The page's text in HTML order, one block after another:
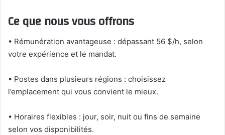
Ce que nous vous offrons
• Rémunération avantageuse : dépassant 56 $/h, selon
votre expérience et le mandat.
• Postes dans plusieurs régions : choisissez
l’emplacement qui vous convient le mieux.
• Horaires flexibles : jour, soir, nuit ou fins de semaine
selon vos disponibilités.